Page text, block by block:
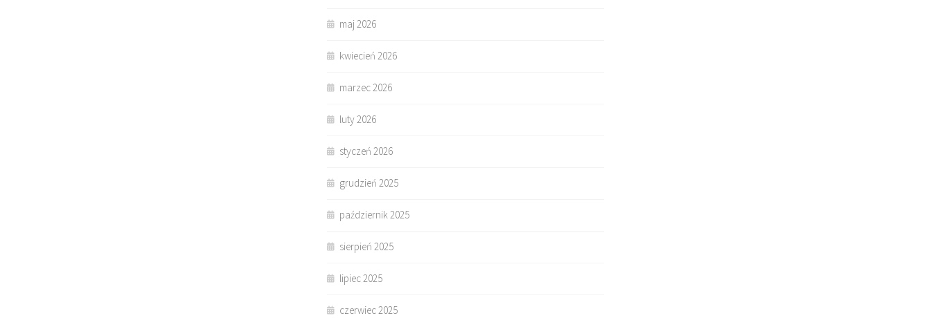
maj 2026
kwiecień 2026
marzec 2026
luty 2026
styczeń 2026
grudzień 2025
październik 2025
sierpień 2025
lipiec 2025
czerwiec 2025